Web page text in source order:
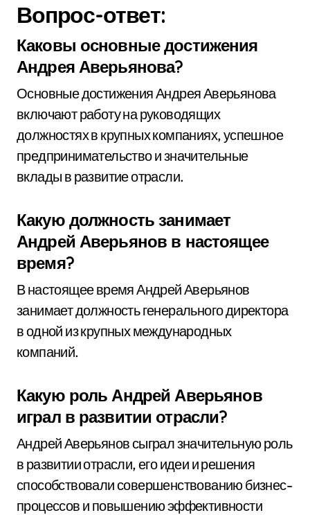
Вопрос-ответ:
Каковы основные достижения
Андрея Аверьянова?
Основные достижения Андрея Аверьянова
включают работу на руководящих
должностях в крупных компаниях, успешное
предпринимательство и значительные
вклады в развитие отрасли.
Какую должность занимает
Андрей Аверьянов в настоящее
время?
В настоящее время Андрей Аверьянов
занимает должность генерального директора
в одной из крупных международных
компаний.
Какую роль Андрей Аверьянов
играл в развитии отрасли?
Андрей Аверьянов сыграл значительную роль
в развитии отрасли, его идеи и решения
способствовали совершенствованию бизнес-
процессов и повышению эффективности